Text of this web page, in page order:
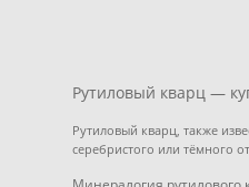
Рутиловый кварц —
Рутиловый кварц, также
серебристого или тёмного